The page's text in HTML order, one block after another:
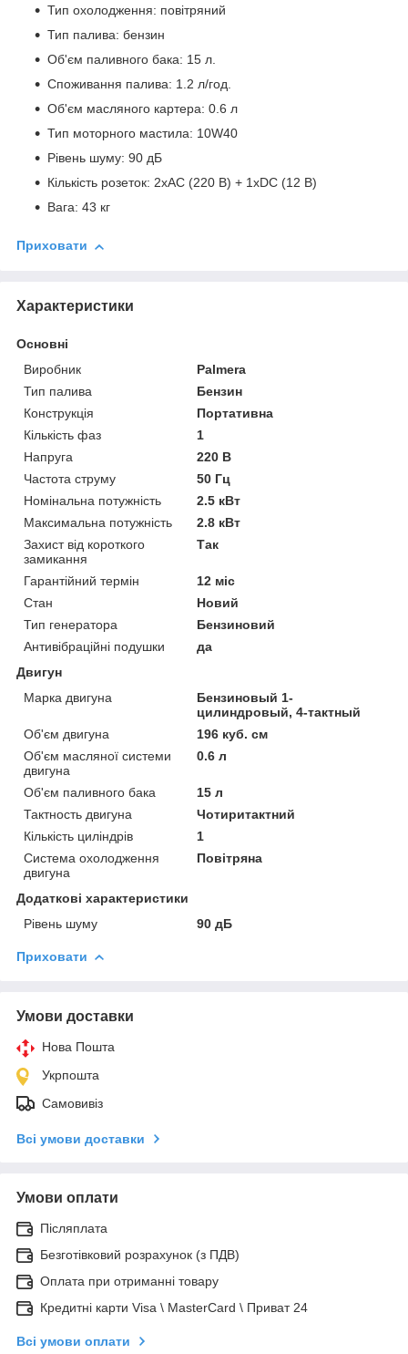
Тип охолодження: повітряний
Тип палива: бензин
Об'єм паливного бака: 15 л.
Споживання палива: 1.2 л/год.
Об'єм масляного картера: 0.6 л
Тип моторного мастила: 10W40
Рівень шуму: 90 дБ
Кількість розеток: 2xAC (220 В) + 1xDC (12 В)
Вага: 43 кг
Приховати
Характеристики
Основні
Виробник
Palmera
Тип палива
Бензин
Конструкція
Портативна
Кількість фаз
1
Напруга
220 В
Частота струму
50 Гц
Номінальна потужність
2.5 кВт
Максимальна потужність
2.8 кВт
Захист від короткого
замикання
Так
Гарантійний термін
12 міс
Стан
Новий
Тип генератора
Бензиновий
Антивібраційні подушки
да
Двигун
Марка двигуна
Бензиновый 1-
цилиндровый, 4-тактный
Об'єм двигуна
196 куб. см
Об'єм масляної системи
двигуна
0.6 л
Об'єм паливного бака
15 л
Тактность двигуна
Чотиритактний
Кількість циліндрів
1
Система охолодження
двигуна
Повітряна
Додаткові характеристики
Рівень шуму
90 дБ
Приховати
Умови доставки
Нова Пошта
Укрпошта
Самовивіз
Всі умови доставки
Умови оплати
Післяплата
Безготівковий розрахунок (з ПДВ)
Оплата при отриманні товару
Кредитні карти Visa \ MasterCard \ Приват 24
Всі умови оплати